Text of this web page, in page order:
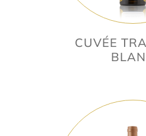
CUVÉE